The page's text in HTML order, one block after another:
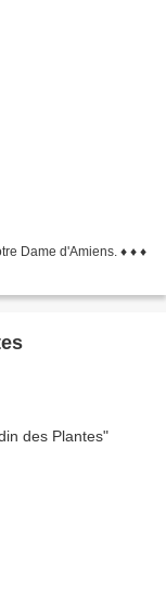
Dame d'Amiens. ♦ ♦ ♦